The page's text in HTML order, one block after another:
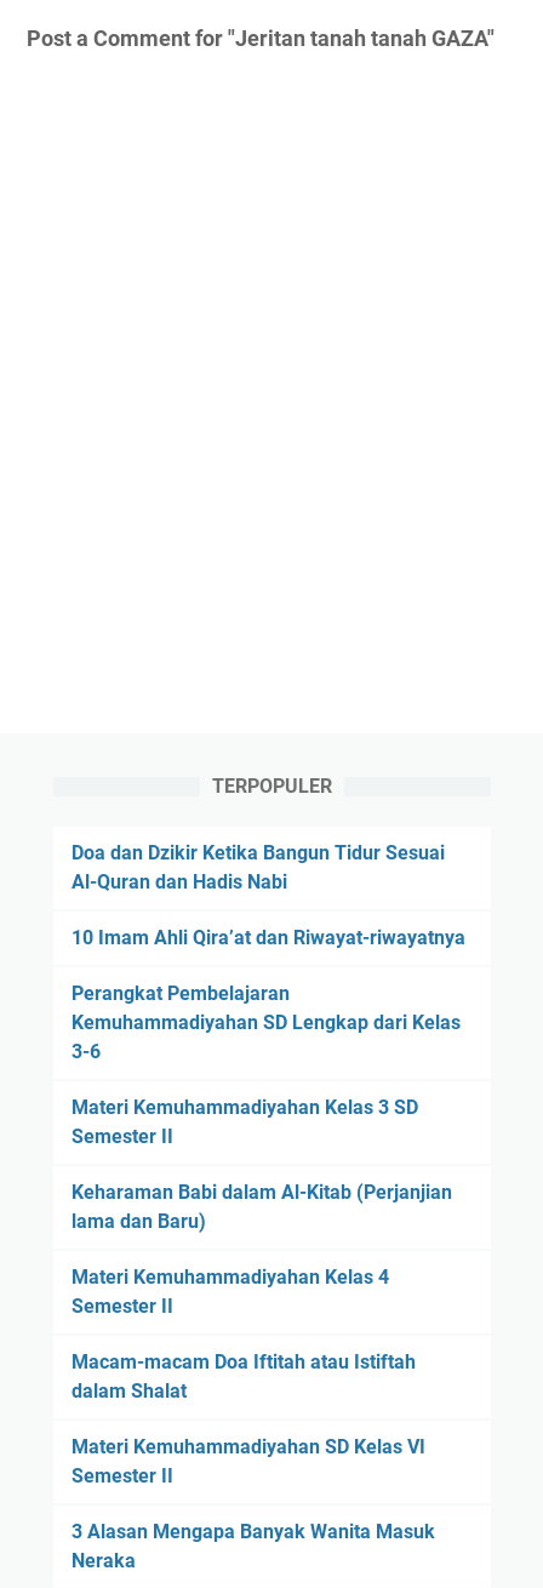
Post a Comment for "Jeritan tanah tanah GAZA"
TERPOPULER
Doa dan Dzikir Ketika Bangun Tidur Sesuai
Al-Quran dan Hadis Nabi
10 Imam Ahli Qira’at dan Riwayat-riwayatnya
Perangkat Pembelajaran
Kemuhammadiyahan SD Lengkap dari Kelas
3-6
Materi Kemuhammadiyahan Kelas 3 SD
Semester II
Keharaman Babi dalam Al-Kitab (Perjanjian
lama dan Baru)
Materi Kemuhammadiyahan Kelas 4
Semester II
Macam-macam Doa Iftitah atau Istiftah
dalam Shalat
Materi Kemuhammadiyahan SD Kelas VI
Semester II
3 Alasan Mengapa Banyak Wanita Masuk
Neraka